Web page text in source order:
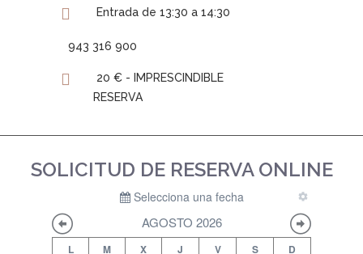
Entrada de 13:30 a 14:30
943 316 900
20 € - IMPRESCINDIBLE
RESERVA
SOLICITUD DE RESERVA ONLINE